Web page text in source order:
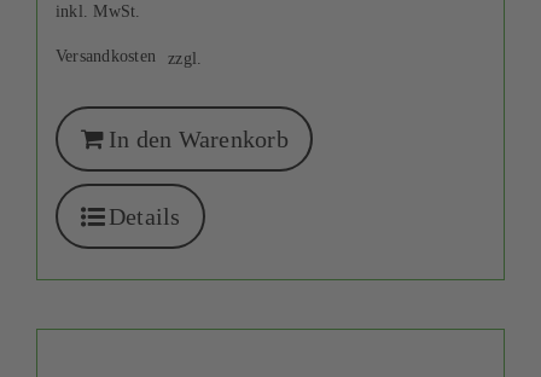
inkl. MwSt.
zzgl.
Versandkosten
In den Warenkorb
Details